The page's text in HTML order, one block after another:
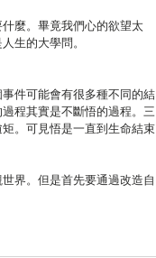
麼。畢竟我們心的欲望太
生的大學問。
件可能會有很多種不同的結
程其實是不斷悟的過程。三
。可見悟是一直到生命結束
界。但是首先要通過改造自